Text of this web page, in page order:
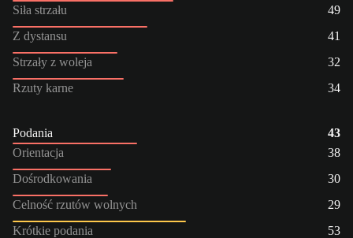
Siła strzału
49
Z dystansu
41
Strzały z woleja
32
Rzuty karne
34
Podania
43
Orientacja
38
Dośrodkowania
30
Celność rzutów wolnych
29
Krótkie podania
53